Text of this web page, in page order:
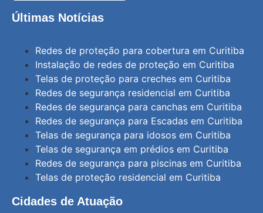
Últimas Notícias
Redes de proteção para cobertura em Curitiba
Instalação de redes de proteção em Curitiba
Telas de proteção para creches em Curitiba
Redes de segurança residencial em Curitiba
Redes de segurança para canchas em Curitiba
Redes de segurança para Escadas em Curitiba
Telas de segurança para idosos em Curitiba
Telas de segurança em prédios em Curitiba
Redes de segurança para piscinas em Curitiba
Telas de proteção residencial em Curitiba
Cidades de Atuação